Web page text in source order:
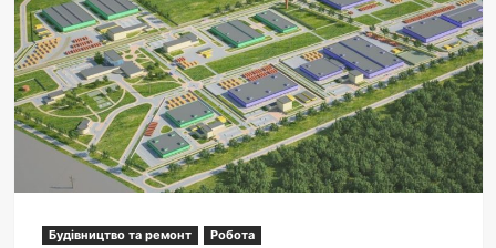
що
перетворює
звичайне
на
видатне
Будівництво та ремонт
Робота